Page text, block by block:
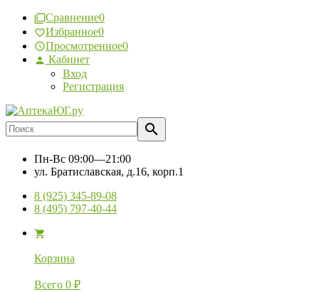
Сравнение0
Избранное0
Просмотренное0
Кабинет
Вход
Регистрация
Пн-Вс 09:00—21:00
ул. Братиславская, д.16, корп.1
8 (925) 345-89-08
8 (495) 797-40-44
Корзина
Всего 0 ₽